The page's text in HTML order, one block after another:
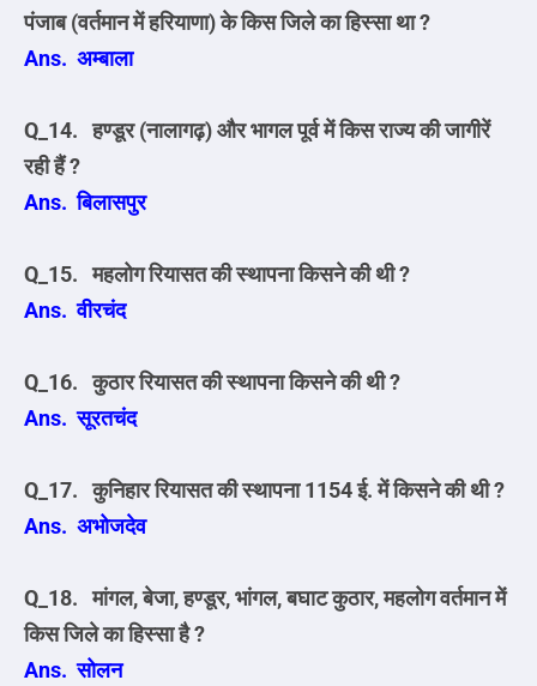
पंजाब (वर्तमान में हरियाणा) के किस जिले का हिस्सा था ?
Ans. अम्बाला
Q_14. हण्डूर (नालागढ़) और भागल पूर्व में किस राज्य की जागीरें
रही हैं ?
Ans. बिलासपुर
Q_15. महलोग रियासत की स्थापना किसने की थी ?
Ans. वीरचंद
Q_16. कुठार रियासत की स्थापना किसने की थी ?
Ans. सूरतचंद
Q_17. कुनिहार रियासत की स्थापना 1154 ई. में किसने की थी ?
Ans. अभोजदेव
Q_18. मांगल, बेजा, हण्डूर, भांगल, बघाट कुठार, महलोग वर्तमान में
किस जिले का हिस्सा है ?
Ans. सोलन